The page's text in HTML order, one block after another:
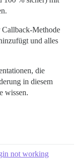
Methode
und alles
die
in diesem
wissen.
not working